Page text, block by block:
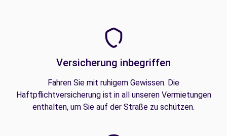
Versicherung inbegriffen
Fahren Sie mit ruhigem Gewissen. Die
Haftpflichtversicherung ist in all unseren Vermietungen
enthalten, um Sie auf der Straße zu schützen.